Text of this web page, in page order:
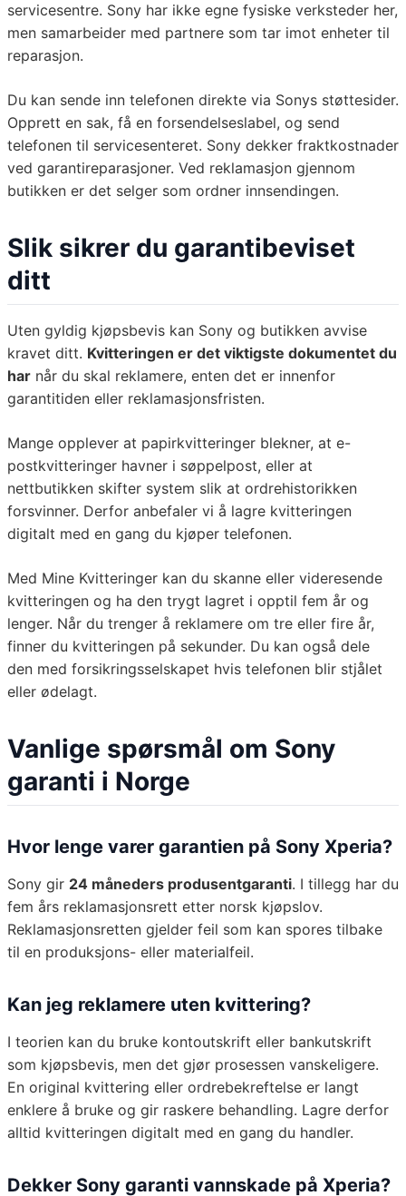
servicesentre. Sony har ikke egne fysiske verksteder her,
men samarbeider med partnere som tar imot enheter til
reparasjon.
Du kan sende inn telefonen direkte via Sonys støttesider.
Opprett en sak, få en forsendelseslabel, og send
telefonen til servicesenteret. Sony dekker fraktkostnader
ved garantireparasjoner. Ved reklamasjon gjennom
butikken er det selger som ordner innsendingen.
Slik sikrer du garantibeviset
ditt
Uten gyldig kjøpsbevis kan Sony og butikken avvise
kravet ditt. Kvitteringen er det viktigste dokumentet du
har når du skal reklamere, enten det er innenfor
garantitiden eller reklamasjonsfristen.
Mange opplever at papirkvitteringer blekner, at e-
postkvitteringer havner i søppelpost, eller at
nettbutikken skifter system slik at ordrehistorikken
forsvinner. Derfor anbefaler vi å lagre kvitteringen
digitalt med en gang du kjøper telefonen.
Med Mine Kvitteringer kan du skanne eller videresende
kvitteringen og ha den trygt lagret i opptil fem år og
lenger. Når du trenger å reklamere om tre eller fire år,
finner du kvitteringen på sekunder. Du kan også dele
den med forsikringsselskapet hvis telefonen blir stjålet
eller ødelagt.
Vanlige spørsmål om Sony
garanti i Norge
Hvor lenge varer garantien på Sony Xperia?
Sony gir 24 måneders produsentgaranti. I tillegg har du
fem års reklamasjonsrett etter norsk kjøpslov.
Reklamasjonsretten gjelder feil som kan spores tilbake
til en produksjons- eller materialfeil.
Kan jeg reklamere uten kvittering?
I teorien kan du bruke kontoutskrift eller bankutskrift
som kjøpsbevis, men det gjør prosessen vanskeligere.
En original kvittering eller ordrebekreftelse er langt
enklere å bruke og gir raskere behandling. Lagre derfor
alltid kvitteringen digitalt med en gang du handler.
Dekker Sony garanti vannskade på Xperia?